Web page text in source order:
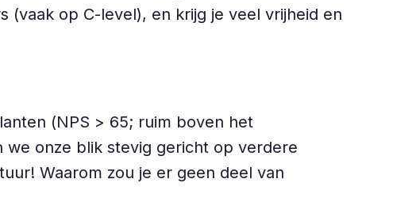
(vaak op C-level), en krijg je veel vrijheid en
(NPS > 65; ruim boven het
onze blik stevig gericht op verdere
Waarom zou je er geen deel van